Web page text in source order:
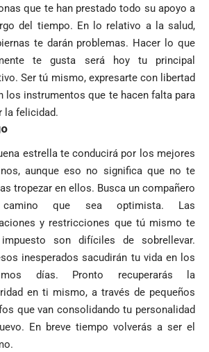
que te han prestado todo su apoyo a
del tiempo. En lo relativo a la salud,
te darán problemas. Hacer lo que
te gusta será hoy tu principal
Ser tú mismo, expresarte con libertad
los instrumentos que te hacen falta para
la felicidad.
estrella te conducirá por los mejores
aunque eso no significa que no te
tropezar en ellos. Busca un compañero
que sea optimista. Las
y restricciones que tú mismo te
son difíciles de sobrellevar.
inesperados sacudirán tu vida en los
días. Pronto recuperarás la
en ti mismo, a través de pequeños
que van consolidando tu personalidad
En breve tiempo volverás a ser el